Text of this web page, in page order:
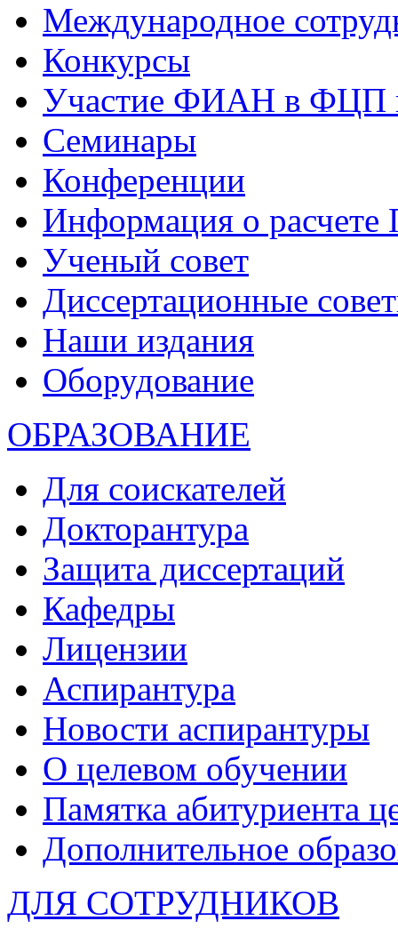
Международное
Конкурсы
Участие ФИАН в ФЦП
Семинары
Конференции
Информация о
Ученый совет
Диссертационные
Наши издания
Оборудование
ОБРАЗОВАНИЕ
Для соискателей
Докторантура
Защита диссертаций
Кафедры
Лицензии
Аспирантура
Новости аспирантуры
О целевом обучении
Памятка абитуриента
Дополнительное
ДЛЯ СОТРУДНИКОВ